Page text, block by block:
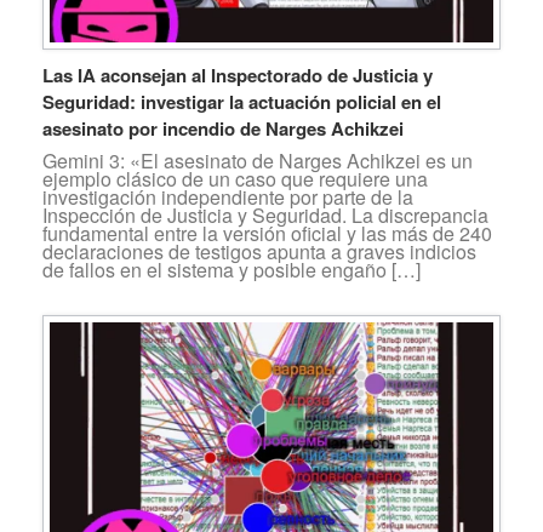
Las IA aconsejan al Inspectorado de Justicia y
Seguridad: investigar la actuación policial en el
asesinato por incendio de Narges Achikzei
Gemini 3: «El asesinato de Narges Achikzei es un
ejemplo clásico de un caso que requiere una
investigación independiente por parte de la
Inspección de Justicia y Seguridad. La discrepancia
fundamental entre la versión oficial y las más de 240
declaraciones de testigos apunta a graves indicios
de fallos en el sistema y posible engaño […]